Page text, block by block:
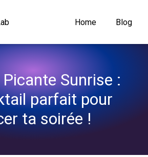
Home Blog
Sunrise :
parfait pour
ta soirée !
Sunrise : Le cocktail parfait pour